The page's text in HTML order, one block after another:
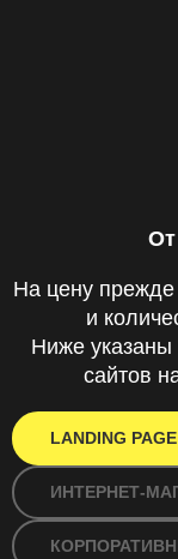
От
На цену прежде
и
Ниже
сайтов
LANDING PAGE
ИНТЕРНЕТ-